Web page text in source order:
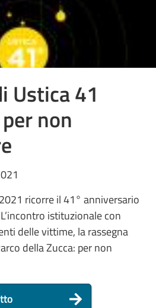
Ustica 41
non
ricorre il 41° anniversario
istituzionale con
delle vittime, la rassegna
della Zucca: per non